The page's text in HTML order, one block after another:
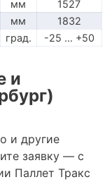
мм
1527
мм
1832
град. -25 … +50
и
и другие
заявку — с
Паллет Тракс